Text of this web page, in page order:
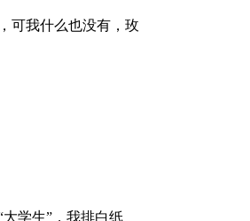
可我什么也没有，玫
学生”，我排白纸